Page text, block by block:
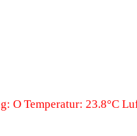
O Temperatur: 23.8°C